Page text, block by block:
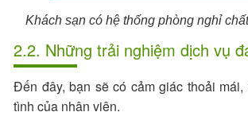
Khách sạn có hệ thống phòng nghỉ
2.2. Những trải nghiệm dịch vụ
Đến đây, bạn sẽcó cảm giác thoải
tình của nhân viên.